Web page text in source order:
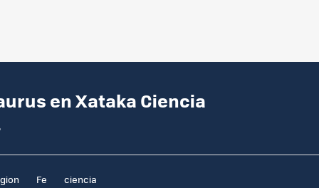
en Xataka Ciencia
Fe ciencia